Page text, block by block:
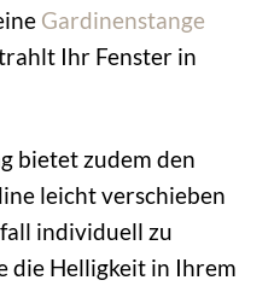
Gardinenstange
Ihr Fenster in
bietet zudem den
leicht verschieben
individuell zu
die Helligkeit in Ihrem